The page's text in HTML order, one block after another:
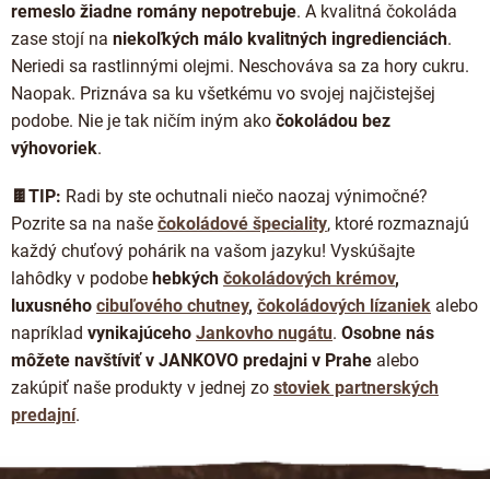
remeslo žiadne romány nepotrebuje. A kvalitná čokoláda
zase stojí na niekoľkých málo kvalitných ingredienciách.
Neriedi sa rastlinnými olejmi. Neschováva sa za hory cukru.
Naopak. Priznáva sa ku všetkému vo svojej najčistejšej
podobe. Nie je tak ničím iným ako čokoládou bez
výhovoriek.
🍫TIP: Radi by ste ochutnali niečo naozaj výnimočné?
Pozrite sa na naše čokoládové špeciality, ktoré rozmaznajú
každý chuťový pohárik na vašom jazyku! Vyskúšajte
lahôdky v podobe hebkých čokoládových krémov,
luxusného cibuľového chutney, čokoládových lízaniek alebo
napríklad vynikajúceho Jankovho nugátu. Osobne nás
môžete navštíviť v JANKOVO predajni v Prahe alebo
zakúpiť naše produkty v jednej zo stoviek partnerských
predajní.
Z